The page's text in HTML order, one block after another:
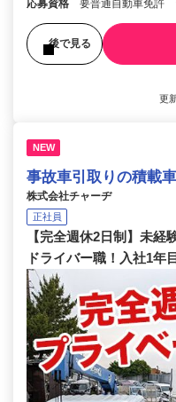
応募資格 要普通自動車免許
後で見る
更
NEW
事故車引取りの積載
株式会社チャーヂ
正社員
【完全週休2日制】未
ドライバー職！入社1年